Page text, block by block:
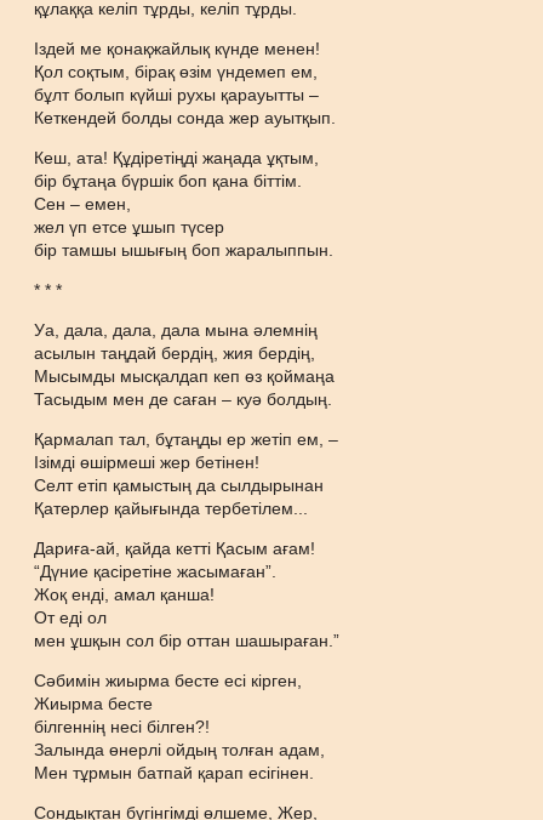
құлаққа келіп тұрды, келіп тұрды.
Іздей ме қонақжайлық күнде менен!
Қол соқтым, бірақ өзім үндемеп ем,
бұлт болып күйші рухы қарауытты –
Кеткендей болды сонда жер ауытқып.
Кеш, ата! Құдіретіңді жаңада ұқтым,
бір бұтаңа бүршік боп қана біттім.
Сен – емен,
жел үп етсе ұшып түсер
бір тамшы ышығың боп жаралыппын.
* * *
Уа, дала, дала, дала мына әлемнің
асылын таңдай бердің, жия бердің,
Мысымды мысқалдап кеп өз қоймаңа
Тасыдым мен де саған – куә болдың.
Қармалап тал, бұтаңды ер жетіп ем, –
Ізімді өшірмеші жер бетінен!
Селт етіп қамыстың да сылдырынан
Қатерлер қайығында тербетілем...
Дариға-ай, қайда кетті Қасым ағам!
“Дүние қасіретіне жасымаған”.
Жоқ енді, амал қанша!
От еді ол
мен ұшқын сол бір оттан шашыраған.”
Сәбимін жиырма бесте есі кірген,
Жиырма бесте
білгеннің несі білген?!
Залында өнерлі ойдың толған адам,
Мен тұрмын батпай қарап есігінен.
Сондықтан бүгінгімді өлшеме, Жер,